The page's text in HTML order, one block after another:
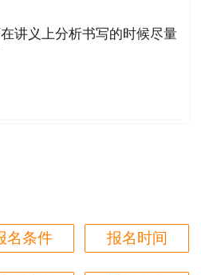
员应当提供外国人就业
就业证书复印件。
效期满需继续执业的，
日前，按照本办法第八条
讲义上分析书写的时候尽量
名条件 报名时间